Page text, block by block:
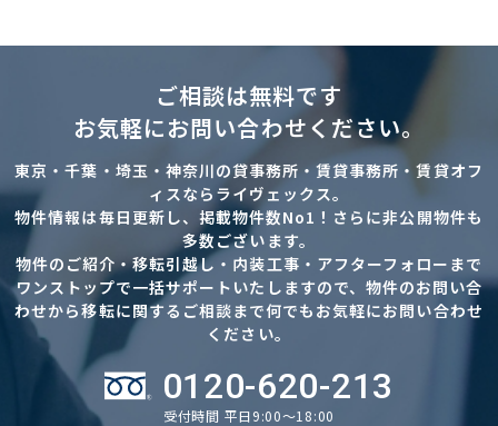
ご相談は無料です
お気軽にお問い合わせください。
東京・千葉・埼玉・神奈川の貸事務所・賃貸事務所・賃貸オフ
ィスならライヴェックス。
物件情報は毎日更新し、掲載物件数No1！さらに非公開物件も
多数ございます。
物件のご紹介・移転引越し・内装工事・アフターフォローまで
ワンストップで一括サポートいたしますので、物件のお問い合
わせから移転に関するご相談まで何でもお気軽にお問い合わせ
ください。
0120-620-213
受付時間 平日9:00～18:00